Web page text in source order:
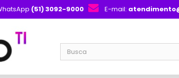
(51) 3092-9000 E-mail: